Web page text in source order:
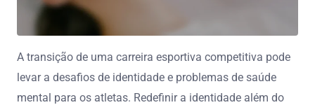
A transição de uma carreira esportiva competitiva pode
levar a desafios de identidade e problemas de saúde
mental para os atletas. Redefinir a identidade além do